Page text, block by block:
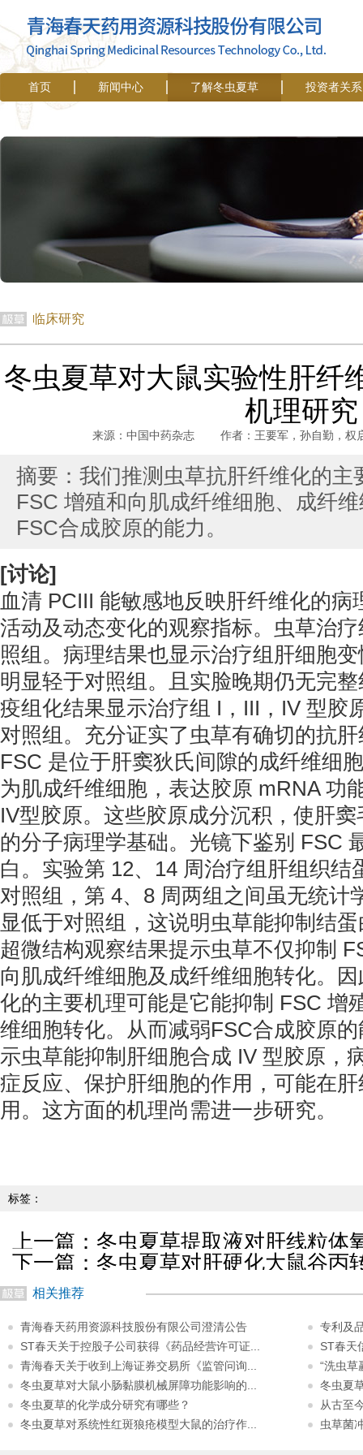
首页 新闻中心 了解冬虫夏草 投资者关系
临床研究
冬虫夏草对大鼠实验性肝纤
机理研究
来源：中国中药杂志 作者：王要军，孙自勤，
摘要：我们推测虫草抗肝纤维化的主
FSC 增殖和向肌成纤维细胞、成纤
FSC合成胶原的能力。
[讨论]
血清 PCIII 能敏感地反映肝纤维化的
活动及动态变化的观察指标。虫草治
照组。病理结果也显示治疗组肝细胞
明显轻于对照组。且实脸晚期仍无完
疫组化结果显示治疗组 I，III，IV 型胶
对照组。充分证实了虫草有确切的抗
FSC 是位于肝窦狄氏间隙的成纤维细
为肌成纤维细胞，表达胶原 mRNA 功
IV型胶原。这些胶原成分沉积，使肝
的分子病理学基础。光镜下鉴别 FSC
白。实验第 12、14 周治疗组肝组织结
对照组，第 4、8 周两组之间虽无统计
显低于对照组，这说明虫草能抑制结
超微结构观察结果提示虫草不仅抑制
向肌成纤维细胞及成纤维细胞转化。
化的主要机理可能是它能抑制 FSC 增
维细胞转化。从而减弱FSC合成胶原
示虫草能抑制肝细胞合成 IV 型胶原，
症反应、保护肝细胞的作用，可能在
用。这方面的机理尚需进一步研究。
标签：
上一篇： 冬虫夏草提取液对肝线粒体
下一篇： 冬虫夏草对肝硬化大鼠谷丙
相关推荐
青海春天药用资源科技股份有限公司澄清公告
专利及
ST春天关于控股子公司获得《药品经营许可证...
ST春天
青海春天关于收到上海证券交易所《监管问询...
“洗虫草
冬虫夏草对大鼠小肠黏膜机械屏障功能影响的...
冬虫夏
冬虫夏草的化学成分研究有哪些？
从古至
冬虫夏草对系统性红斑狼疮模型大鼠的治疗作...
虫草菌